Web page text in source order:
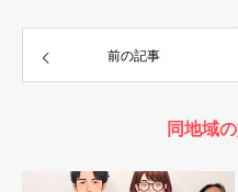
前の記事
同地域